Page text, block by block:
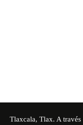
Tlaxcala, Tlax. A